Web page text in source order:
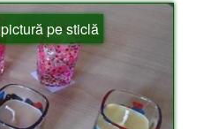
pe sticlă